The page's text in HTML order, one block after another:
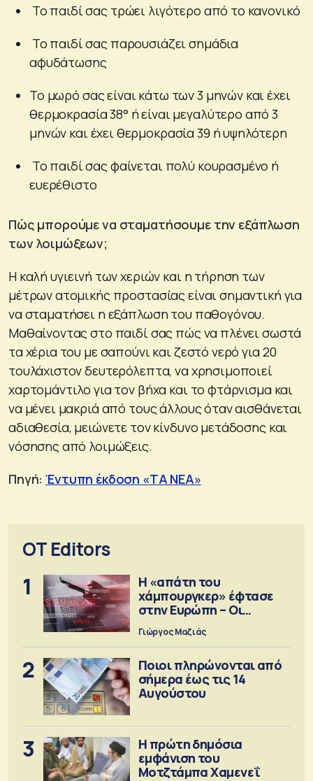
Το παιδί σας τρώει λιγότερο από το κανονικό
Το παιδί σας παρουσιάζει σημάδια
αφυδάτωσης
Το μωρό σας είναι κάτω των 3 μηνών και έχει
θερμοκρασία 38° ή είναι μεγαλύτερο από 3
μηνών και έχει θερμοκρασία 39 ή υψηλότερη
Το παιδί σας φαίνεται πολύ κουρασμένο ή
ευερέθιστο
Πώς μπορούμε να σταματήσουμε την εξάπλωση
των λοιμώξεων;
Η καλή υγιεινή των χεριών και η τήρηση των
μέτρων ατομικής προστασίας είναι σημαντική για
να σταματήσει η εξάπλωση του παθογόνου.
Μαθαίνοντας στο παιδί σας πώς να πλένει σωστά
τα χέρια του με σαπούνι και ζεστό νερό για 20
τουλάχιστον δευτερόλεπτα, να χρησιμοποιεί
χαρτομάντιλο για τον βήχα και το φτάρνισμα και
να μένει μακριά από τους άλλους όταν αισθάνεται
αδιαθεσία, μειώνετε τον κίνδυνο μετάδοσης και
νόσησης από λοιμώξεις.
Πηγή:Έντυπη έκδοση «ΤΑ ΝΕΑ»
OT Editors
1
Η «απάτη του
χάμπουργκερ» έφτασε
στην Ευρώπη – Οι
προειδοποιήσεις
Γιώργος Μαζιάς
2
Ποιοι πληρώνονται από
σήμερα έως τις 14
Αυγούστου
3
Η πρώτη δημόσια
εμφάνιση του
Μοτζτάμπα Χαμενεΐ